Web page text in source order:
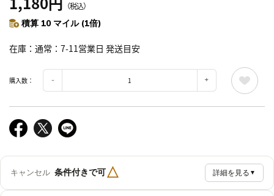
（税込）
積算 10 マイル (1倍)
在庫 通常：7-11営業日 発送目安
購入数：
キャンセル 条件付きで可△ 詳細を見る ▼